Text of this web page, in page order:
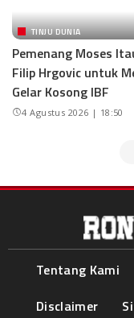
TINJU DUNIA
Pemenang Moses
Filip Hrgovic untuk
Gelar Kosong IBF
4 Agustus 2026 | 18:50
Tentang Kami
Disclaimer